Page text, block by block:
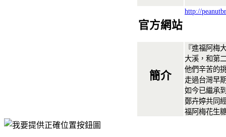
官方網站
http://
簡介
『進福阿梅
大溪，和第
他們辛苦的
走過台灣早
如今已繼承
鄭卉婷共同
福阿梅花生